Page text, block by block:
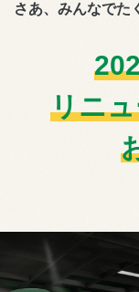
さあ、みんなでた
リニ